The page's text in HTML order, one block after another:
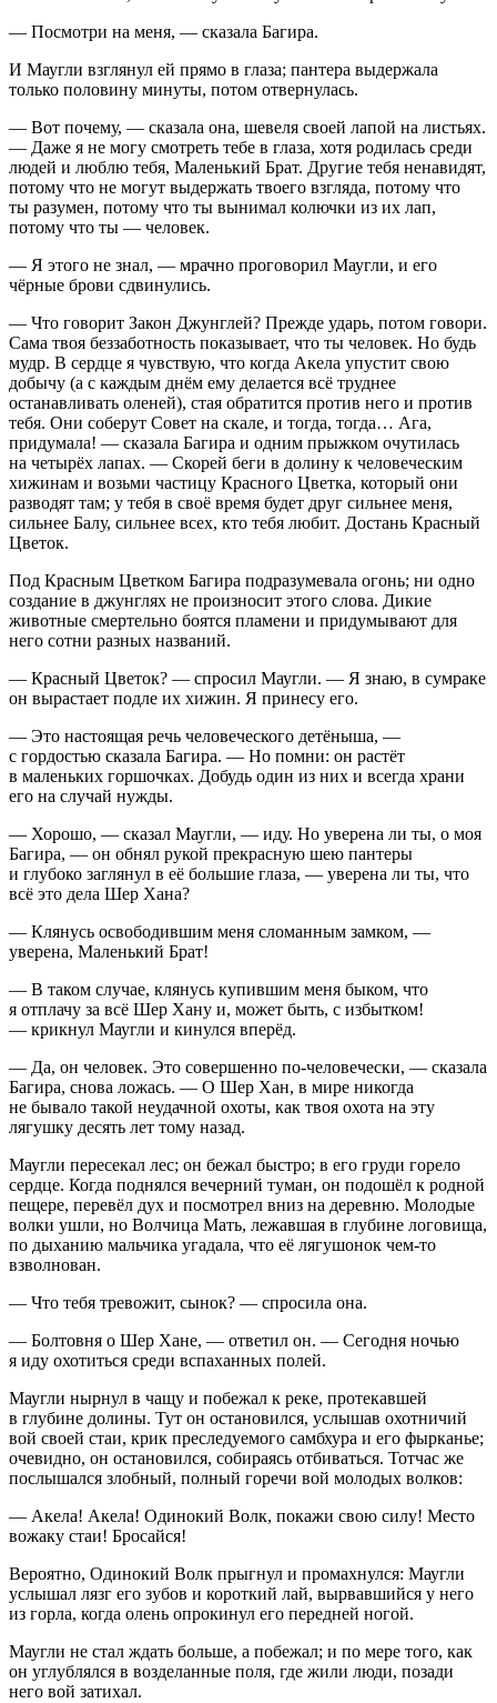
— Посмотри на меня, — сказала Багира.
И Маугли взглянул ей прямо в глаза; пантера выдержала
только половину минуты, потом отвернулась.
— Вот почему, — сказала она, шевеля своей лапой на листьях.
— Даже я не могу смотреть тебе в глаза, хотя родилась среди
людей и люблю тебя, Маленький Брат. Другие тебя ненавидят,
потому что не могут выдержать твоего взгляда, потому что
ты разумен, потому что ты вынимал колючки из их лап,
потому что ты — человек.
— Я этого не знал, — мрачно проговорил Маугли, и его
чёрные брови сдвинулись.
— Что говорит Закон Джунглей? Прежде ударь, потом говори.
Сама твоя беззаботность показывает, что ты человек. Но будь
мудр. В сердце я чувствую, что когда Акела упустит свою
добычу (а с каждым днём ему делается всё труднее
останавливать оленей), стая обратится против него и против
тебя. Они соберут Совет на скале, и тогда, тогда… Ага,
придумала! — сказала Багира и одним прыжком очутилась
на четырёх лапах. — Скорей беги в долину к человеческим
хижинам и возьми частицу Красного Цветка, который они
разводят там; у тебя в своё время будет друг сильнее меня,
сильнее Балу, сильнее всех, кто тебя любит. Достань Красный
Цветок.
Под Красным Цветком Багира подразумевала огонь; ни одно
создание в джунглях не произносит этого слова. Дикие
животные смертельно боятся пламени и придумывают для
него сотни разных названий.
— Красный Цветок? — спросил Маугли. — Я знаю, в сумраке
он вырастает подле их хижин. Я принесу его.
— Это настоящая речь человеческого детёныша, —
с гордостью сказала Багира. — Но помни: он растёт
в маленьких горшочках. Добудь один из них и всегда храни
его на случай нужды.
— Хорошо, — сказал Маугли, — иду. Но уверена ли ты, о моя
Багира, — он обнял рукой прекрасную шею пантеры
и глубоко заглянул в её большие глаза, — уверена ли ты, что
всё это дела Шер Хана?
— Клянусь освободившим меня сломанным замком, —
уверена, Маленький Брат!
— В таком случае, клянусь купившим меня быком, что
я отплачу за всё Шер Хану и, может быть, с избытком!
— крикнул Маугли и кинулся вперёд.
— Да, он человек. Это совершенно по-человечески, — сказала
Багира, снова ложась. — О Шер Хан, в мире никогда
не бывало такой неудачной охоты, как твоя охота на эту
лягушку десять лет тому назад.
Маугли пересекал лес; он бежал быстро; в его груди горело
сердце. Когда поднялся вечерний туман, он подошёл к родной
пещере, перевёл дух и посмотрел вниз на деревню. Молодые
волки ушли, но Волчица Мать, лежавшая в глубине логовища,
по дыханию мальчика угадала, что её лягушонок чем-то
взволнован.
— Что тебя тревожит, сынок? — спросила она.
— Болтовня о Шер Хане, — ответил он. — Сегодня ночью
я иду охотиться среди вспаханных полей.
Маугли нырнул в чащу и побежал к реке, протекавшей
в глубине долины. Тут он остановился, услышав охотничий
вой своей стаи, крик преследуемого самбхура и его фырканье;
очевидно, он остановился, собираясь отбиваться. Тотчас же
послышался злобный, полный горечи вой молодых волков:
— Акела! Акела! Одинокий Волк, покажи свою силу! Место
вожаку стаи! Бросайся!
Вероятно, Одинокий Волк прыгнул и промахнулся: Маугли
услышал лязг его зубов и короткий лай, вырвавшийся у него
из горла, когда олень опрокинул его передней ногой.
Маугли не стал ждать больше, а побежал; и по мере того, как
он углублялся в возделанные поля, где жили люди, позади
него вой затихал.